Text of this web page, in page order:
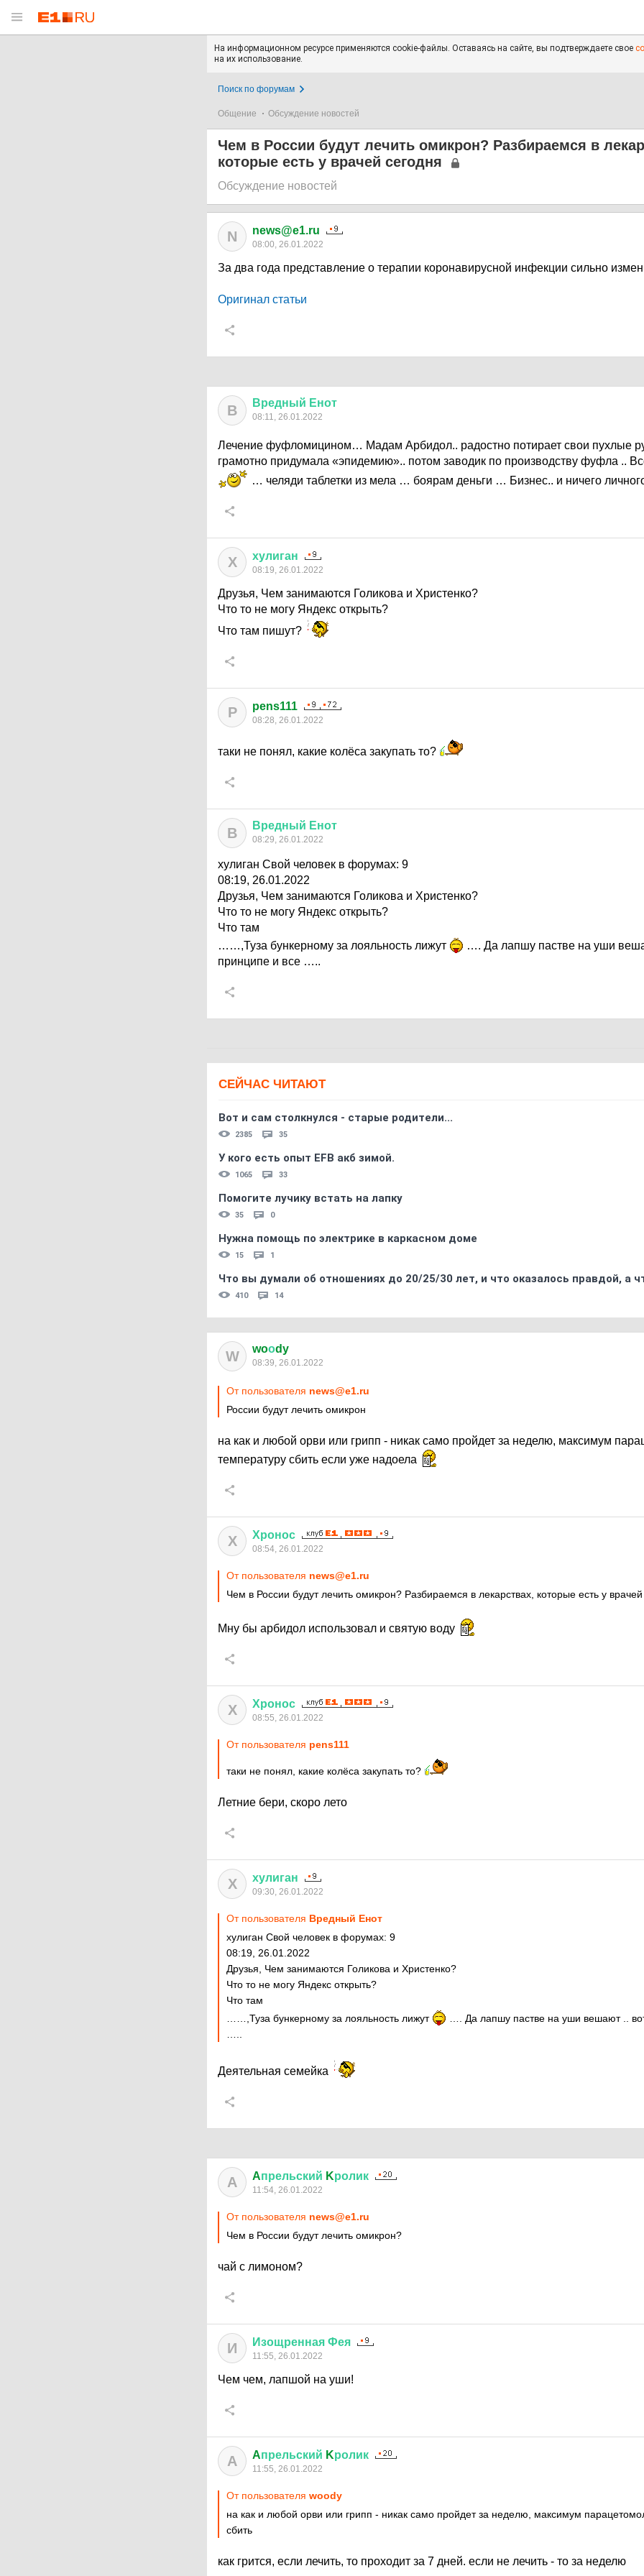
На информационном ресурсе применяются cookie-файлы. Оставаясь на сайте, вы подтверждаете свое
на их использование.
Поиск по форумам
Общение Обсуждение новостей
Чем в России будут лечить омикрон? Разбираемся в
которые есть у врачей сегодня
Обсуждение новостей
N news@e1.ru
08:00, 26.01.2022
За два года представление о терапии коронавирусной инфекции сильно
Оригинал статьи
В Вредный Енот
08:11, 26.01.2022
Лечение фуфломицином… Мадам Арбидол.. радостно потирает свои пухлые
грамотно придумала «эпидемию».. потом заводик по производству фуфла ..
… челяди таблетки из мела … боярам деньги … Бизнес.. и ничего
Х хулиган
08:19, 26.01.2022
Друзья, Чем занимаются Голикова и Христенко?
Что то не могу Яндекс открыть?
Что там пишут?
P pens111
08:28, 26.01.2022
таки не понял, какие колёса закупать то?
В Вредный Енот
08:29, 26.01.2022
хулиган Свой человек в форумах: 9
08:19, 26.01.2022
Друзья, Чем занимаются Голикова и Христенко?
Что то не могу Яндекс открыть?
Что там
……,Туза бункерному за лояльность лижут
…. Да лапшу пастве на уши
принципе и все …..
СЕЙЧАС ЧИТАЮТ
Вот и сам столкнулся - старые родители...
2385 35
У кого есть опыт EFB акб зимой.
1065 33
Помогите лучику встать на лапку
35 0
Нужна помощь по электрике в каркасном доме
15 1
Что вы думали об отношениях до 20/25/30 лет, и что оказалось правдой, а
410 14
W woоdy
08:39, 26.01.2022
От пользователя news@e1.ru
России будут лечить омикрон
на как и любой орви или грипп - никак само пройдет за неделю, максимум
температуру сбить если уже надоела
Х Хронос
08:54, 26.01.2022
От пользователя news@e1.ru
Чем в России будут лечить омикрон? Разбираемся в лекарствах, которые есть у врачей
Мну бы арбидол использовал и святую воду
Х Хронос
08:55, 26.01.2022
От пользователя pens111
таки не понял, какие колёса закупать то?
Летние бери, скоро лето
Х хулиган
09:30, 26.01.2022
От пользователя Вредный Енот
хулиган Свой человек в форумах: 9
08:19, 26.01.2022
Друзья, Чем занимаются Голикова и Христенко?
Что то не могу Яндекс открыть?
Что там
……,Туза бункерному за лояльность лижут
…. Да лапшу пастве на уши вешают ..
Деятельная семейка
A Aпрельский Kролик
11:54, 26.01.2022
От пользователя news@e1.ru
Чем в России будут лечить омикрон?
чай с лимоном?
И Изощренная Фея
11:55, 26.01.2022
Чем чем, лапшой на уши!
A Aпрельский Kролик
11:55, 26.01.2022
От пользователя woоdy
на как и любой орви или грипп - никак само пройдет за неделю, максимум
сбить
как грится, если лечить, то проходит за 7 дней. если не лечить - то за неделю